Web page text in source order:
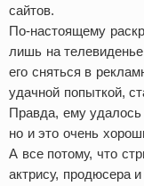
сайтов.
По-настоящему
лишь на
его сняться в
удачной попыткой,
Правда, ему
но и это очень
А все потому, что
актрису, продюсера